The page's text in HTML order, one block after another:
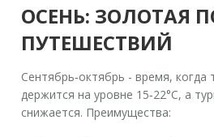
ОСЕНЬ: ЗОЛОТАЯ
ПУТЕШЕСТВИЙ
Сентябрь‑октябрь - время, когда
держится на уровне 15‑22°C, а
снижается. Преимущества: